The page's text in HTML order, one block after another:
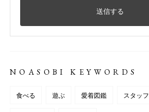
NOASOBI KEYWORDS
食べる 遊ぶ 愛着図鑑 スタッフ